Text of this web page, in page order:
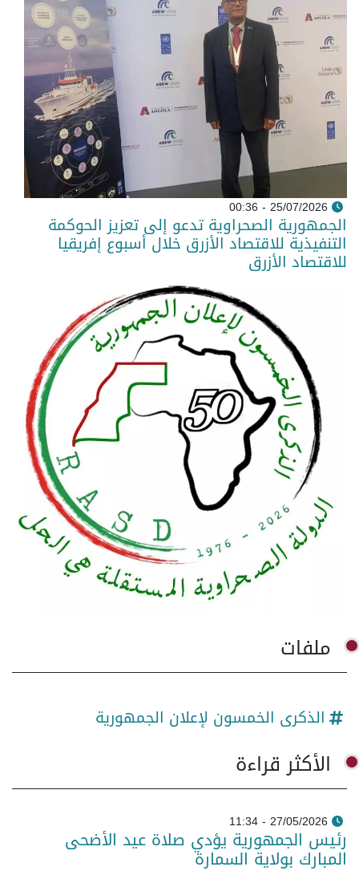
25/07/2026 - 00:36
الجمهورية الصحراوية تدعو إلى تعزيز الحوكمة
التنفيذية للاقتصاد الأزرق خلال أسبوع إفريقيا
للاقتصاد الأزرق
ملفات
الذكرى الخمسون لإعلان الجمهورية
الأكثر قراءة
27/05/2026 - 11:34
رئيس الجمهورية يؤدي صلاة عيد الأضحى
المبارك بولاية السمارة